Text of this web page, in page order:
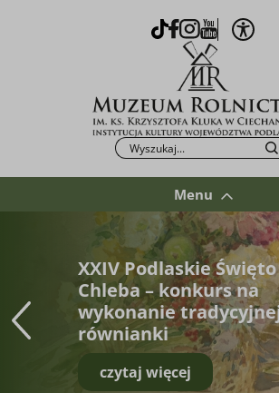
TikTok
Facebook
Instagram
Youtube
Po kliknięciu przycisku
Menu
XXIV Podlaskie Święto
Chleba – konkurs na
wykonanie
równianki
czytaj więcej